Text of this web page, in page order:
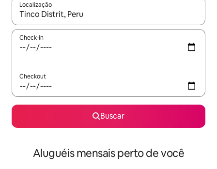
Localização
Quando os resultados estiverem disponíveis, explore-os
Check-in
Checkout
Buscar
Aluguéis mensais perto de você